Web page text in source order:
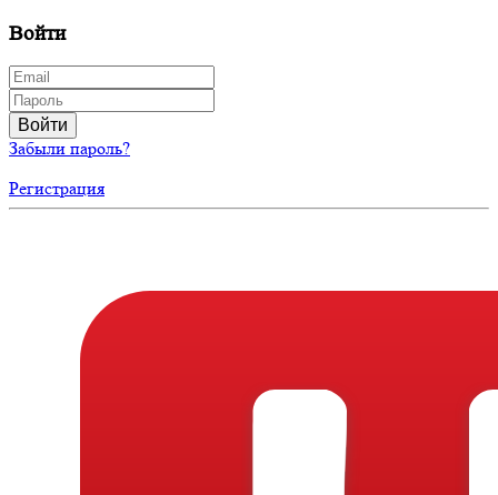
Войти
Войти
Забыли пароль?
Регистрация